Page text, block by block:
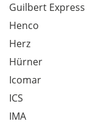
Guilbert Express
Henco
Herz
Hürner
Icomar
ICS
IMA